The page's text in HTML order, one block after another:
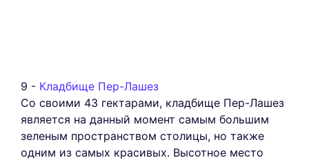
9 - Кладбище Пер-Лашез
Со своими 43 гектарами, кладбище Пер-Лашез
является на данный момент самым большим
зеленым пространством столицы, но также
одним из самых красивых. Высотное место